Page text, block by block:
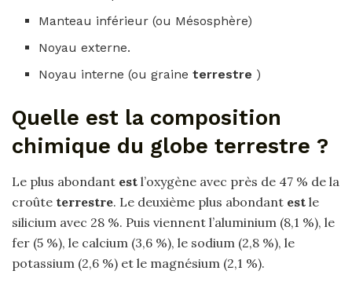
Manteau inférieur (ou Mésosphère)
Noyau externe.
Noyau interne (ou graineterrestre )
Quelle est la composition
chimique du globe terrestre ?
Le plus abondant est l’oxygène avec près de 47 % de la
croûte terrestre. Le deuxième plus abondant est le
silicium avec 28 %. Puis viennent l’aluminium (8,1 %), le
fer (5 %), le calcium (3,6 %), le sodium (2,8 %), le
potassium (2,6 %) et le magnésium (2,1 %).